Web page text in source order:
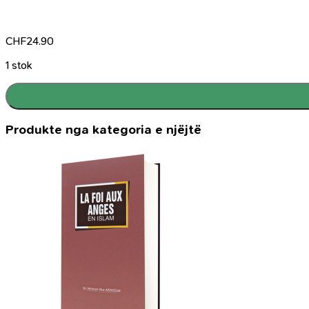
CHF24.90
1 stok
Produkte nga kategoria e njëjtë